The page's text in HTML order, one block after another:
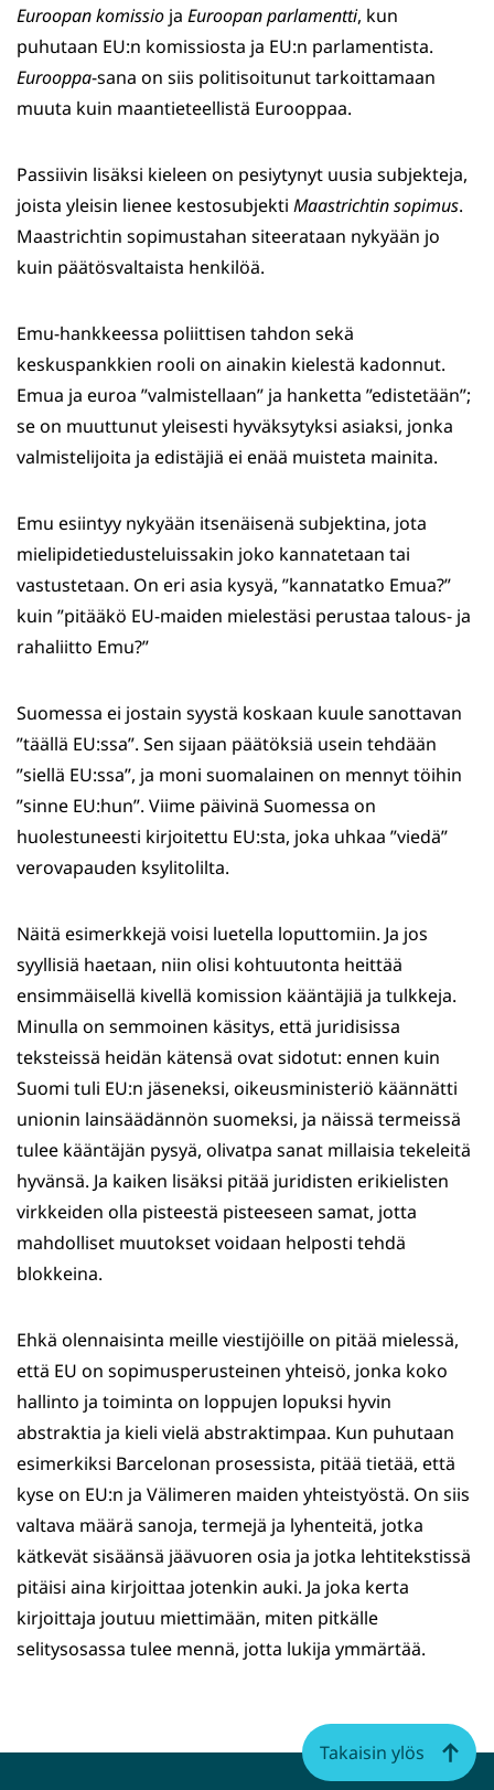
Euroopan komissio ja Euroopan parlamentti, kun
puhutaan EU:n komissiosta ja EU:n parlamentista.
Eurooppa-sana on siis politisoitunut tarkoittamaan
muuta kuin maantieteellistä Eurooppaa.
Passiivin lisäksi kieleen on pesiytynyt uusia subjekteja,
joista yleisin lienee kestosubjekti Maastrichtin sopimus.
Maastrichtin sopimustahan siteerataan nykyään jo
kuin päätösvaltaista henkilöä.
Emu-hankkeessa poliittisen tahdon sekä
keskuspankkien rooli on ainakin kielestä kadonnut.
Emua ja euroa ”valmistellaan” ja hanketta ”edistetään”;
se on muuttunut yleisesti hyväksytyksi asiaksi, jonka
valmistelijoita ja edistäjiä ei enää muisteta mainita.
Emu esiintyy nykyään itsenäisenä subjektina, jota
mielipidetiedusteluissakin joko kannatetaan tai
vastustetaan. On eri asia kysyä, ”kannatatko Emua?”
kuin ”pitääkö EU-maiden mielestäsi perustaa talous- ja
rahaliitto Emu?”
Suomessa ei jostain syystä koskaan kuule sanottavan
”täällä EU:ssa”. Sen sijaan päätöksiä usein tehdään
”siellä EU:ssa”, ja moni suomalainen on mennyt töihin
”sinne EU:hun”. Viime päivinä Suomessa on
huolestuneesti kirjoitettu EU:sta, joka uhkaa ”viedä”
verovapauden ksylitolilta.
Näitä esimerkkejä voisi luetella loputtomiin. Ja jos
syyllisiä haetaan, niin olisi kohtuutonta heittää
ensimmäisellä kivellä komission kääntäjiä ja tulkkeja.
Minulla on semmoinen käsitys, että juridisissa
teksteissä heidän kätensä ovat sidotut: ennen kuin
Suomi tuli EU:n jäseneksi, oikeusministeriö käännätti
unionin lainsäädännön suomeksi, ja näissä termeissä
tulee kääntäjän pysyä, olivatpa sanat millaisia tekeleitä
hyvänsä. Ja kaiken lisäksi pitää juridisten erikielisten
virkkeiden olla pisteestä pisteeseen samat, jotta
mahdolliset muutokset voidaan helposti tehdä
blokkeina.
Ehkä olennaisinta meille viestijöille on pitää mielessä,
että EU on sopimusperusteinen yhteisö, jonka koko
hallinto ja toiminta on loppujen lopuksi hyvin
abstraktia ja kieli vielä abstraktimpaa. Kun puhutaan
esimerkiksi Barcelonan prosessista, pitää tietää, että
kyse on EU:n ja Välimeren maiden yhteistyöstä. On siis
valtava määrä sanoja, termejä ja lyhenteitä, jotka
kätkevät sisäänsä jäävuoren osia ja jotka lehtitekstissä
pitäisi aina kirjoittaa jotenkin auki. Ja joka kerta
kirjoittaja joutuu miettimään, miten pitkälle
selitysosassa tulee mennä, jotta lukija ymmärtää.
Takaisin ylös